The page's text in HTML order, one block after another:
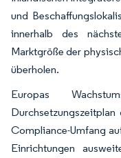
und
innerhalb des
Marktgröße der
überholen.
Europas
Compliance-Umfang
Einrichtungen